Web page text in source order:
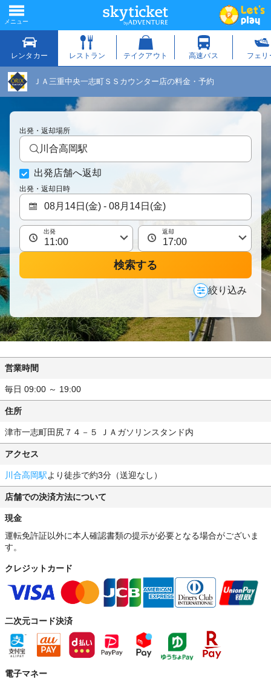
ＪＡ三重中央一志町ＳＳカウンター店の料金・予約
出発・返却場所
川合高岡駅
出発店舗へ返却
出発・返却日時
出発 返却
検索する
絞り込み
営業時間
毎日 09:00 ～ 19:00
住所
津市一志町田尻７４－５ ＪＡガソリンスタンド内
アクセス
川合高岡駅より徒歩で約3分（送迎なし）
店舗での決済方法について
現金
運転免許証以外に本人確認書類の提示が必要となる場合がございま
す。
クレジットカード
二次元コード決済
電子マネー